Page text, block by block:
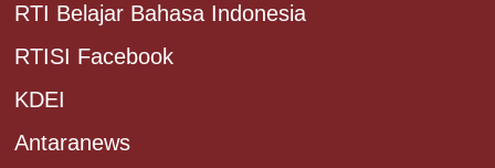
RTI Belajar Bahasa Indonesia
RTISI Facebook
KDEI
Antaranews